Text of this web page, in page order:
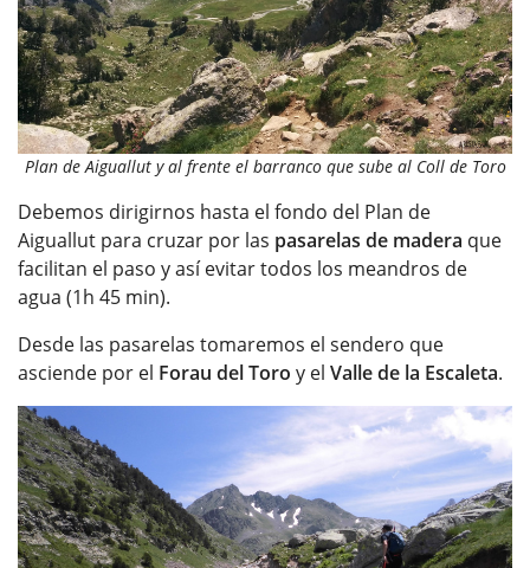
Plan de Aiguallut y al frente el barranco que sube al Coll de Toro
Debemos dirigirnos hasta el fondo del Plan de
Aiguallut para cruzar por las pasarelas de madera que
facilitan el paso y así evitar todos los meandros de
agua (1h 45 min).
Desde las pasarelas tomaremos el sendero que
asciende por el Forau del Toro y el Valle de la Escaleta.